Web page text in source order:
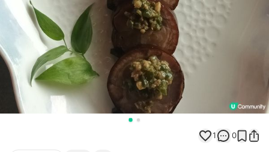
1 0